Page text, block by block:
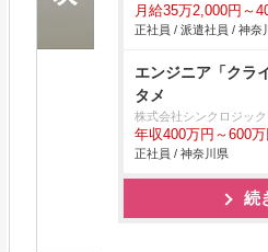
月給35万2,000円～
正社員 / 派遣社員 / 神奈
エンジニア「クラ
タメ
株式会社シンクロジック
年収400万円～600万
正社員 / 神奈川県
続